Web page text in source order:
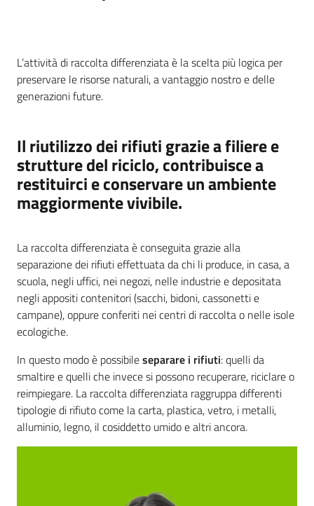
L’attività di raccolta differenziata è la scelta più logica per
preservare le risorse naturali, a vantaggio nostro e delle
generazioni future.
Il riutilizzo dei rifiuti grazie a filiere e
strutture del riciclo, contribuisce a
restituirci e conservare un ambiente
maggiormente vivibile.
La raccolta differenziata è conseguita grazie alla
separazione dei rifiuti effettuata da chi li produce, in casa, a
scuola, negli uffici, nei negozi, nelle industrie e depositata
negli appositi contenitori (sacchi, bidoni, cassonetti e
campane), oppure conferiti nei centri di raccolta o nelle isole
ecologiche.
In questo modo è possibileseparare i rifiuti: quelli da
smaltire e quelli che invece si possono recuperare, riciclare o
reimpiegare. La raccolta differenziata raggruppa differenti
tipologie di rifiuto come la carta, plastica, vetro, i metalli,
alluminio, legno, il cosiddetto umido e altri ancora.